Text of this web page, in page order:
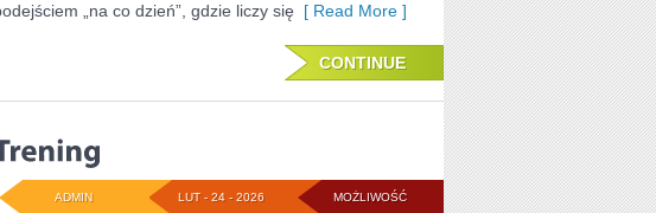
„na co dzień”, gdzie liczy się [ Read More ]
CONTINUE
MOŻLIWOŚĆ
LUT - 24 - 2026
ADMIN